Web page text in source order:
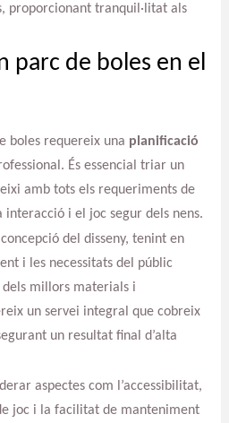
proporcionant tranquil·litat als
parc de boles en el
boles requereix una planificació
És essencial triar un
amb tots els requeriments de
i el joc segur dels nens.
del disseny, tenint en
i les necessitats del públic
millors materials i
un servei integral que cobreix
un resultat final d’alta
aspectes com l’accessibilitat,
joc i la facilitat de manteniment